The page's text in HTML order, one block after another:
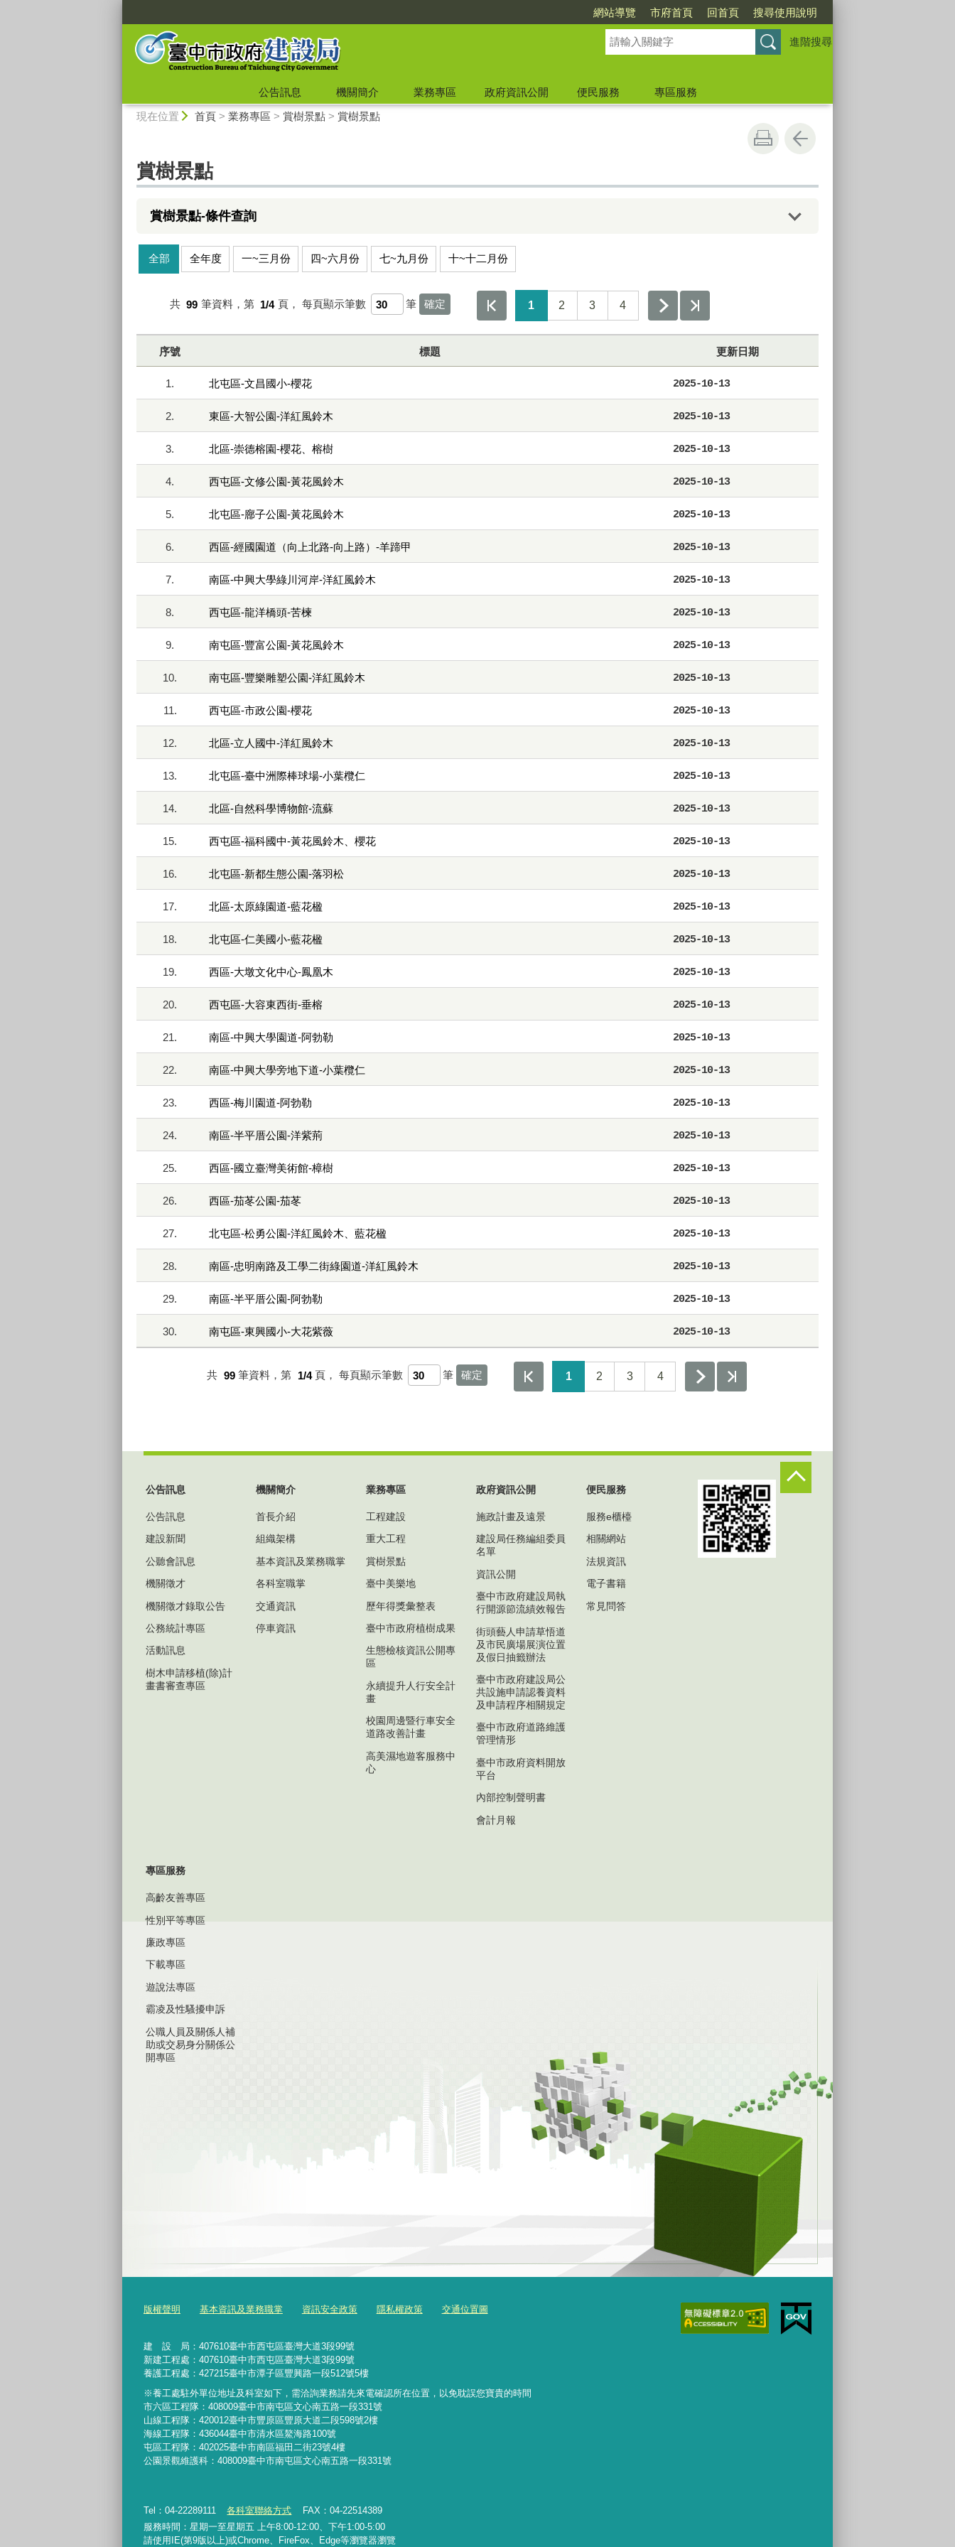
網站導覽 市府首頁 回首頁 搜尋使用說明
進階搜尋
公告訊息 機關簡介 業務專區 政府資訊公開 便民服務
專區服務
現在位置 首頁> 業務專區 > 賞樹景點> 賞樹景點
賞樹景點
賞樹景點-條件查詢
全部 全年度 一~三月份 四~六月份 七~九月份 十~十二月份
共 99 筆資料，第 1/4 頁， 每頁顯示筆數 筆 1 2 3 4
序號 標題 更新日期
1. 北屯區-文昌國小-櫻花 2025-10-13
2. 東區-大智公園-洋紅風鈴木 2025-10-13
3. 北區-崇德榕園-櫻花、榕樹 2025-10-13
4. 西屯區-文修公園-黃花風鈴木 2025-10-13
5. 北屯區-廍子公園-黃花風鈴木 2025-10-13
6. 西區-經國園道（向上北路-向上路）-羊蹄甲 2025-10-13
7. 南區-中興大學綠川河岸-洋紅風鈴木 2025-10-13
8. 西屯區-龍洋橋頭-苦楝 2025-10-13
9. 南屯區-豐富公園-黃花風鈴木 2025-10-13
10. 南屯區-豐樂雕塑公園-洋紅風鈴木 2025-10-13
11. 西屯區-市政公園-櫻花 2025-10-13
12. 北區-立人國中-洋紅風鈴木 2025-10-13
13. 北屯區-臺中洲際棒球場-小葉欖仁 2025-10-13
14. 北區-自然科學博物館-流蘇 2025-10-13
15. 西屯區-福科國中-黃花風鈴木、櫻花 2025-10-13
16. 北屯區-新都生態公園-落羽松 2025-10-13
17. 北區-太原綠園道-藍花楹 2025-10-13
18. 北屯區-仁美國小-藍花楹 2025-10-13
19. 西區-大墩文化中心-鳳凰木 2025-10-13
20. 西屯區-大容東西街-垂榕 2025-10-13
21. 南區-中興大學園道-阿勃勒 2025-10-13
22. 南區-中興大學旁地下道-小葉欖仁 2025-10-13
23. 西區-梅川園道-阿勃勒 2025-10-13
24. 南區-半平厝公園-洋紫荊 2025-10-13
25. 西區-國立臺灣美術館-樟樹 2025-10-13
26. 西區-茄苳公園-茄苳 2025-10-13
27. 北屯區-松勇公園-洋紅風鈴木、藍花楹 2025-10-13
28. 南區-忠明南路及工學二街綠園道-洋紅風鈴木 2025-10-13
29. 南區-半平厝公園-阿勃勒 2025-10-13
30. 南屯區-東興國小-大花紫薇 2025-10-13
共 99 筆資料，第 1/4 頁， 每頁顯示筆數 筆 1 2 3 4
公告訊息
公告訊息
建設新聞
公聽會訊息
機關徵才
機關徵才錄取公告
公務統計專區
活動訊息
樹木申請移植(除)計
畫書審查專區
機關簡介
首長介紹
組織架構
基本資訊及業務職掌
各科室職掌
交通資訊
停車資訊
業務專區
工程建設
重大工程
賞樹景點
臺中美樂地
歷年得獎彙整表
臺中市政府植樹成果
生態檢核資訊公開專
區
永續提升人行安全計
畫
校園周邊暨行車安全
道路改善計畫
高美濕地遊客服務中
心
政府資訊公開
施政計畫及遠景
建設局任務編組委員
名單
資訊公開
臺中市政府建設局執
行開源節流績效報告
街頭藝人申請草悟道
及市民廣場展演位置
及假日抽籤辦法
臺中市政府建設局公
共設施申請認養資料
及申請程序相關規定
臺中市政府道路維護
管理情形
臺中市政府資料開放
平台
內部控制聲明書
會計月報
便民服務
服務e櫃檯
相關網站
法規資訊
電子書籍
常見問答
專區服務
高齡友善專區
性別平等專區
廉政專區
下載專區
遊說法專區
霸凌及性騷擾申訴
公職人員及關係人補
助或交易身分關係公
開專區
版權聲明 基本資訊及業務職掌 資訊安全政策 隱私權政策 交通位置圖
建 設 局： 407610臺中市西屯區臺灣大道3段99號
新建工程處：407610臺中市西屯區臺灣大道3段99號
養護工程處：427215臺中市潭子區豐興路一段512號5樓
※養工處駐外單位地址及科室如下，需洽詢業務請先來電確認所在位置，以免耽誤您寶貴的時間
市六區工程隊：408009臺中市南屯區文心南五路一段331號
山線工程隊：420012臺中市豐原區豐原大道二段598號2樓
海線工程隊：436044臺中市清水區鰲海路100號
屯區工程隊：402025臺中市南區福田二街23號4樓
公園景觀維護科：408009臺中市南屯區文心南五路一段331號
Tel：04-22289111 各科室聯絡方式
FAX：04-22514389
服務時間：星期一至星期五 上午8:00-12:00、下午1:00-5:00
請使用IE(第9版以上)或Chrome、FireFox、Edge等瀏覽器瀏覽